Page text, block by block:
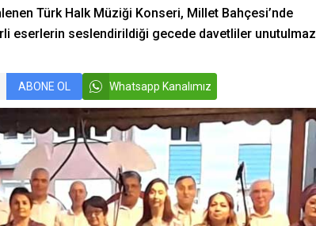
Türk Halk Müziği Konseri, Millet Bahçesi’nde
eserlerin seslendirildiği gecede davetliler unutulmaz
ABONE OL Whatsapp Kanalımız